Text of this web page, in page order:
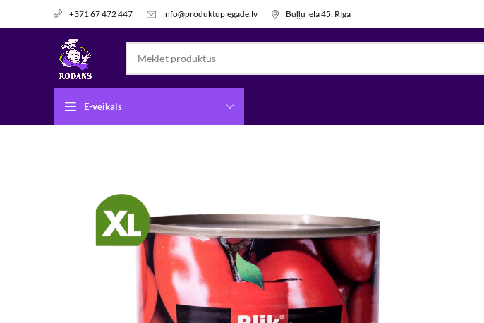
+371 67 472 447 info@produktupiegade.lv Buļļu iela 45, Rīga
E-veikals